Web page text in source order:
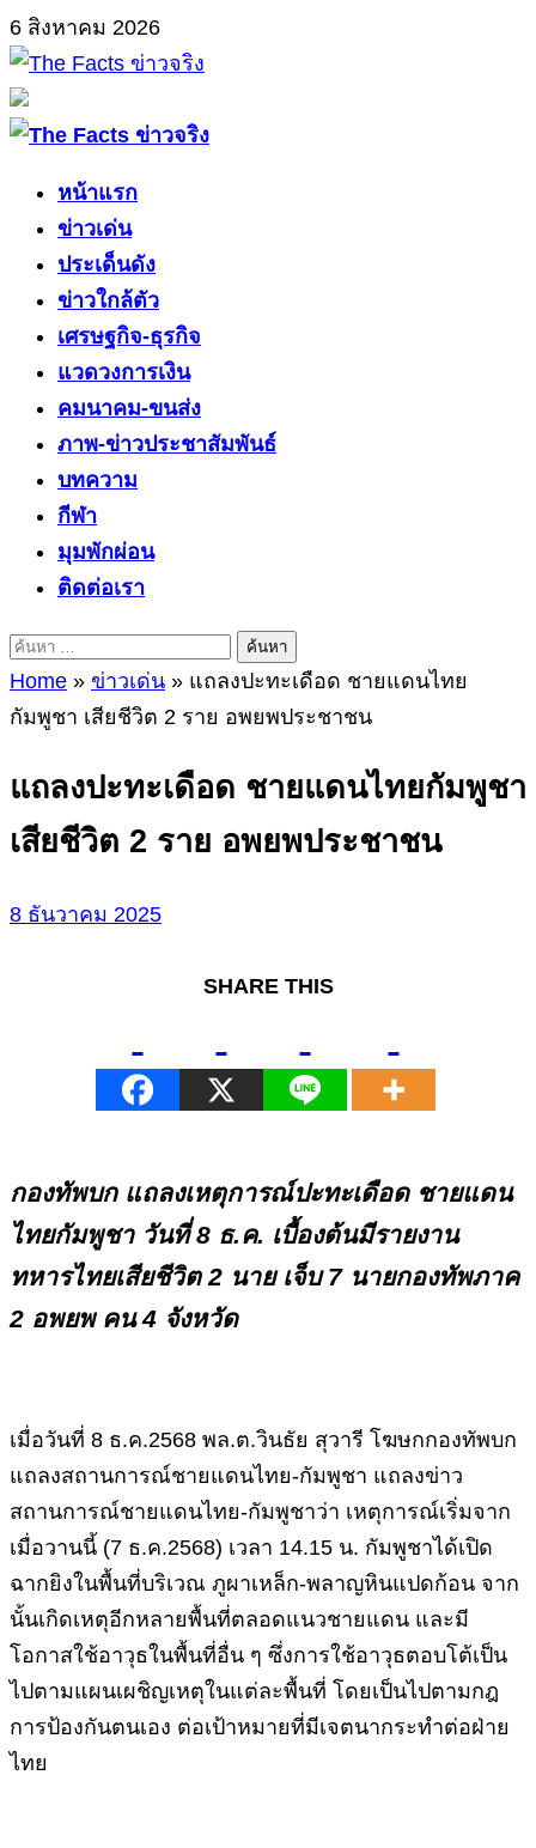
Skip
to
content
6 สิงหาคม 2026
Primary
หน้าแรก
ข่าวเด่น
ประเด็นดัง
ข่าวใกล้ตัว
เศรษฐกิจ-ธุรกิจ
แวดวงการเงิน
คมนาคม-ขนส่ง
ภาพ-ข่าวประชาสัมพันธ์
บทความ
กีฬา
มุมพักผ่อน
ติดต่อเรา
ค้นหา
สำหรับ:
Home » ข่าวเด่น » แถลงปะทะเดือด ชายแดนไทย
กัมพูชา เสียชีวิต 2 ราย อพยพประชาชน
แถลงปะทะเดือด ชายแดนไทยกัมพูชา
เสียชีวิต 2 ราย อพยพประชาชน
8 ธันวาคม 2025
SHARE THIS
กองทัพบก แถลงเหตุการณ์ปะทะเดือด ชายแดน
ไทยกัมพูชา วันที่ 8 ธ.ค. เบื้องต้นมีรายงาน
ทหารไทยเสียชีวิต 2 นาย เจ็บ 7 นายกองทัพภาค
2 อพยพ คน 4 จังหวัด
เมื่อวันที่ 8 ธ.ค.2568 พล.ต.วินธัย สุวารี โฆษกกองทัพบก
แถลงสถานการณ์ชายแดนไทย-กัมพูชา แถลงข่าว
สถานการณ์ชายแดนไทย-กัมพูชาว่า เหตุการณ์เริ่มจาก
เมื่อวานนี้ (7 ธ.ค.2568) เวลา 14.15 น. กัมพูชาได้เปิด
ฉากยิงในพื้นที่บริเวณ ภูผาเหล็ก-พลาญหินแปดก้อน จาก
นั้นเกิดเหตุอีกหลายพื้นที่ตลอดแนวชายแดน และมี
โอกาสใช้อาวุธในพื้นที่อื่น ๆ ซึ่งการใช้อาวุธตอบโต้เป็น
ไปตามแผนเผชิญเหตุในแต่ละพื้นที่ โดยเป็นไปตามกฎ
การป้องกันตนเอง ต่อเป้าหมายที่มีเจตนากระทำต่อฝ่าย
ไทย